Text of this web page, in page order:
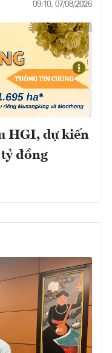
09:10, 07/08/2026
HGI, dự kiến
đồng